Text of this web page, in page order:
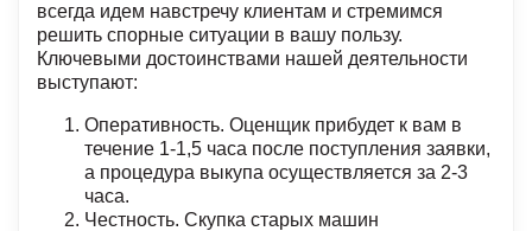
всегда идем навстречу клиентам и стремимся
решить спорные ситуации в вашу пользу.
Ключевыми достоинствами нашей деятельности
выступают:
Оперативность. Оценщик прибудет к вам в
течение 1-1,5 часа после поступления заявки,
а процедура выкупа осуществляется за 2-3
часа.
Честность. Скупка старых машин